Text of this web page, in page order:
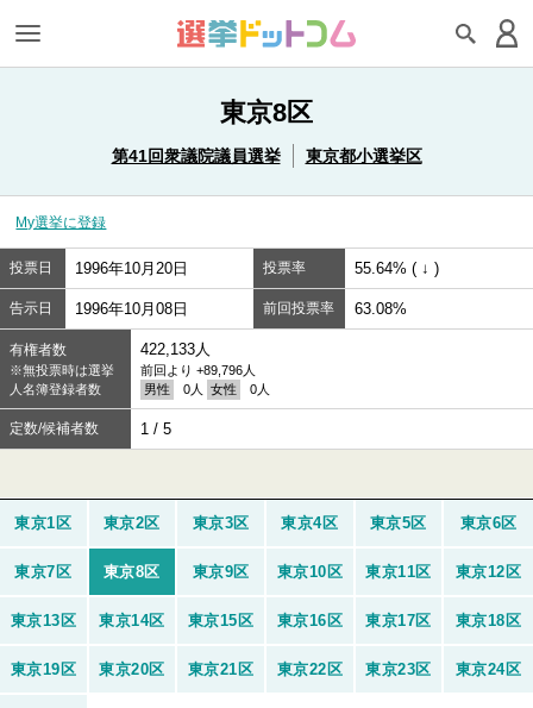
東京8区
第41回衆議院議員選挙 東京都小選挙区
My選挙に登録
投票日 1996年10月20日 投票率 55.64% ( ↓ )
告示日 1996年10月08日 前回投票率 63.08%
有権者数
※無投票時は選挙
人名簿登録者数
422,133人
前回より +89,796人
男性
0人 女性 0人
定数/候補者数 1 / 5
東京1区 東京2区 東京3区 東京4区 東京5区 東京6区
東京7区 東京8区 東京9区 東京10区 東京11区 東京12区
東京13区 東京14区 東京15区 東京16区 東京17区 東京18区
東京19区 東京20区 東京21区 東京22区 東京23区 東京24区